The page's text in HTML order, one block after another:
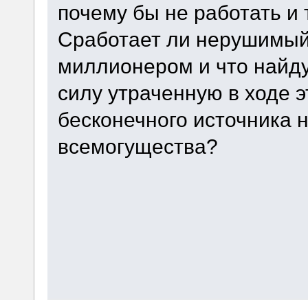
почему бы не работать и
Сработает ли
миллионером и что
силу утраченную в ходе
бесконечного
всемогущества?